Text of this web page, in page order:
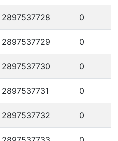
2897537728 0
2897537729 0
2897537730 0
2897537731 0
2897537732 0